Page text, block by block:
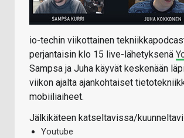
io-techin viikottainen
perjantaisin klo 15 live-lähetyksenä
Sampsa ja Juha käyvät keskenään
viikon ajalta ajankohtaiset
mobiiliaiheet.
Jälkikäteen katseltavissa/
Youtube